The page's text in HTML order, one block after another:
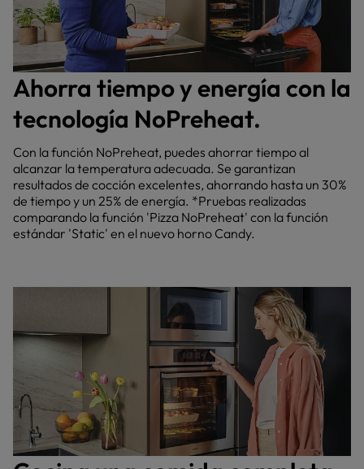
Ahorra tiempo y energía con la
tecnología NoPreheat.
Con la función NoPreheat, puedes ahorrar tiempo al
alcanzar la temperatura adecuada. Se garantizan
resultados de cocción excelentes, ahorrando hasta un 30%
de tiempo y un 25% de energía. *Pruebas realizadas
comparando la función 'Pizza NoPreheat' con la función
estándar 'Static' en el nuevo horno Candy.